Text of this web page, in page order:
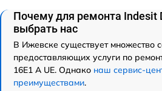
Почему для ремонта Indesit
выбрать нас
В Ижевске существует множество
предоставляющих услуги по
16Е1 А UE. Однако наш сервис-
преимуществами.